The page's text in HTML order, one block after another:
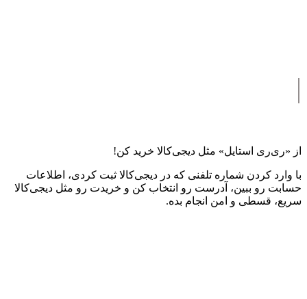
|
از «ری‌ری استایل» مثل دیجی‌کالا خرید کن!
با وارد کردن شماره تلفنی که در دیجی‌کالا ثبت کردی، اطلاعات
حسابت رو ببین، آدرست رو انتخاب کن و خریدت رو مثل دیجی‌کالا
سریع، قسطی و امن انجام بده.